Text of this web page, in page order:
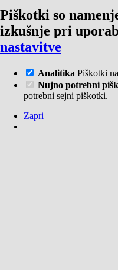
Piškotki so
izkušnje pri
nastavitve
Analitika Piškotki
Nujno potrebni
potrebni sejni piškotki.
Zapri